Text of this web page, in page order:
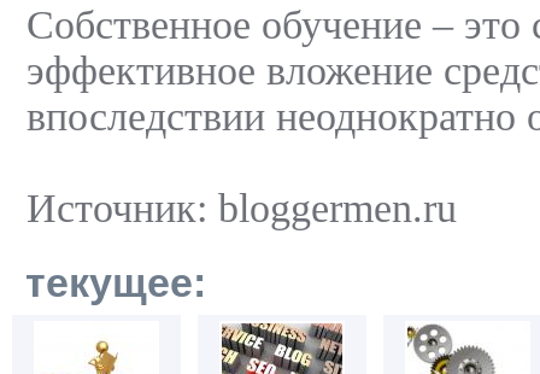
Собственное обучение – это
эффективное вложение
впоследствии неоднократно
Источник: bloggermen.ru
текущее: